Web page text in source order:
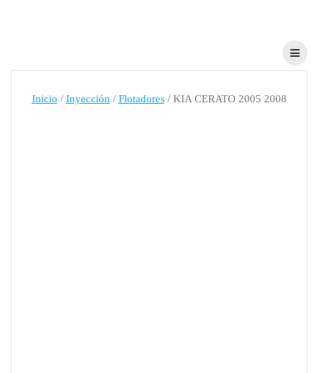
Inicio / Inyección / Flotadores/ KIA CERATO 2005 2008